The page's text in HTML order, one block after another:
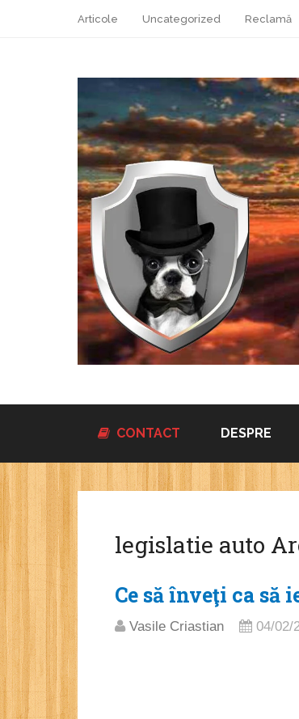
Articole Uncategorized Reclamă
CONTACT DESPRE
legislatie auto
Ce să înveţi ca să
Vasile Criastian 04/02/